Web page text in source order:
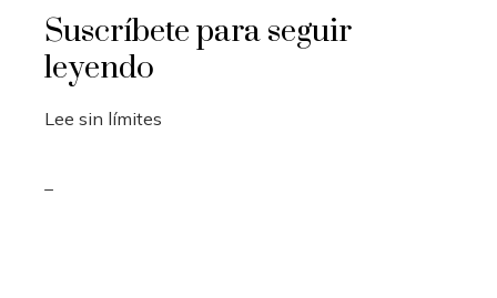
Suscríbete para seguir
leyendo
Lee sin límites